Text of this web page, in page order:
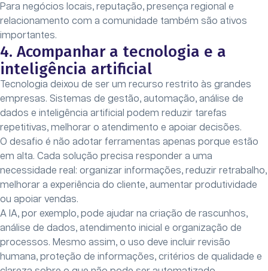
Para negócios locais, reputação, presença regional e
relacionamento com a comunidade também são ativos
importantes.
4. Acompanhar a tecnologia e a
inteligência artificial
Tecnologia deixou de ser um recurso restrito às grandes
empresas. Sistemas de gestão, automação, análise de
dados e inteligência artificial podem reduzir tarefas
repetitivas, melhorar o atendimento e apoiar decisões.
O desafio é não adotar ferramentas apenas porque estão
em alta. Cada solução precisa responder a uma
necessidade real: organizar informações, reduzir retrabalho,
melhorar a experiência do cliente, aumentar produtividade
ou apoiar vendas.
A IA, por exemplo, pode ajudar na criação de rascunhos,
análise de dados, atendimento inicial e organização de
processos. Mesmo assim, o uso deve incluir revisão
humana, proteção de informações, critérios de qualidade e